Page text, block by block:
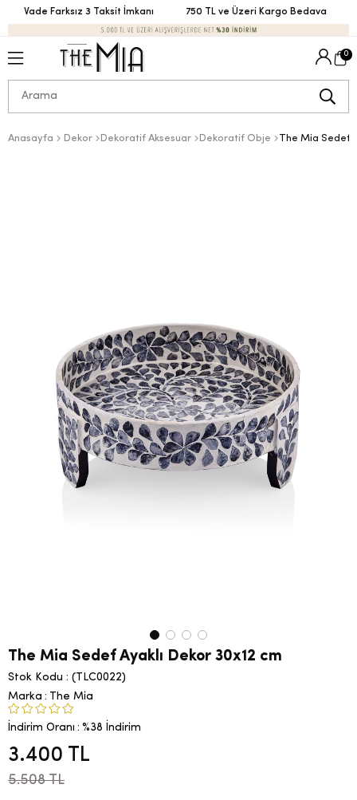
Vade Farksız 3 Taksit İmkanı 750 TL ve Üzeri Kargo Bedava
0
Anasayfa Dekor Dekoratif Aksesuar Dekoratif Obje The Mia Sedef
The Mia Sedef Ayaklı Dekor 30x12 cm
Stok Kodu
(TLC0022)
Marka : The Mia
İndirim Oranı : %38 İndirim
5.508 TL
3.400 TL